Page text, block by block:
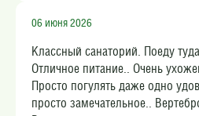
06 июня 2026
Классный санаторий. Поеду
Отличное питание.. Очень
Просто погулять даже одно
просто замечательное..